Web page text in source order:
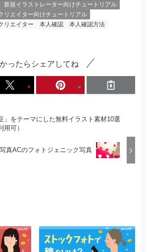
新規イラストレーター向けチュートリアル
リエイター向けチュートリアル
リエイター 本人確認
本人確認方法
ったらシェアしてね
」をテーマにした無料イラスト素材10選
用可）
写真ACのフォトジェニック写真